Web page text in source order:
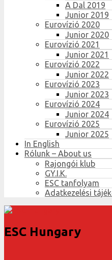
A Dal 2019
Junior 2019
Eurovízió 2020
Junior 2020
Eurovízió 2021
Junior 2021
Eurovízió 2022
Junior 2022
Eurovízió 2023
Junior 2023
Eurovízió 2024
Junior 2024
Eurovízió 2025
Junior 2025
In English
Rólunk – About us
Rajongói klub
GY.I.K.
ESC tanfolyam
Adatkezelési
ESC Hungary